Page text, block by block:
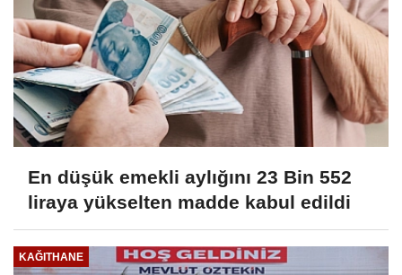
En düşük emekli aylığını 23 Bin 552
liraya yükselten madde kabul edildi
KAĞITHANE